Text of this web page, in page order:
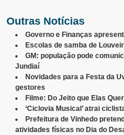
Outras Notícias
Governo e Finanças
Escolas de samba de
GM: população pode
Jundiaí
Novidades para a Festa da
gestores
Filme: Do Jeito que Elas
‘Ciclovia Musical’ atrai
Prefeitura de Vinhedo
atividades físicas no Dia do